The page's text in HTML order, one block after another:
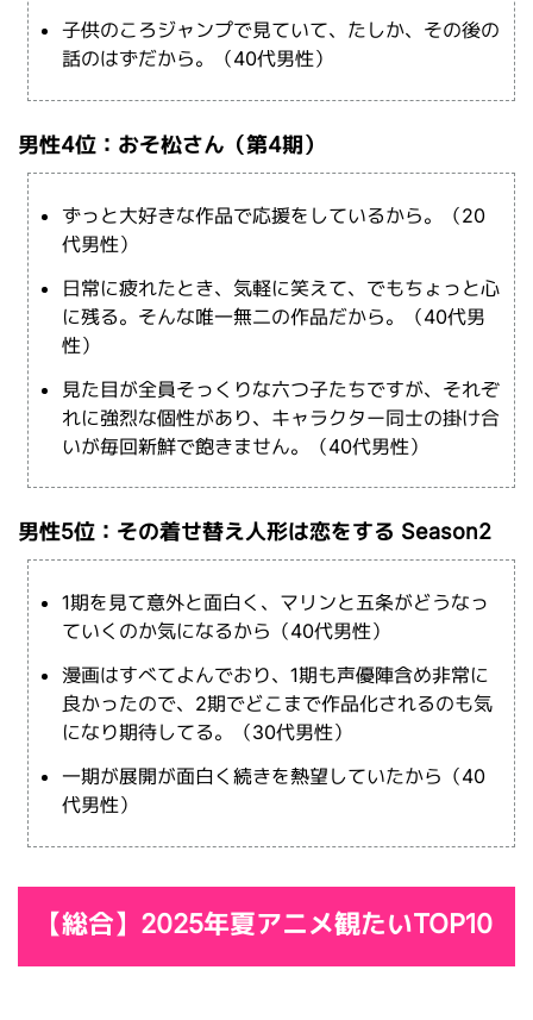
子供のころジャンプで見ていて、たしか、その後の
話のはずだから。（40代男性）
男性4位：おそ松さん（第4期）
ずっと大好きな作品で応援をしているから。（20
代男性）
日常に疲れたとき、気軽に笑えて、でもちょっと心
に残る。そんな唯一無二の作品だから。（40代男
性）
見た目が全員そっくりな六つ子たちですが、それぞ
れに強烈な個性があり、キャラクター同士の掛け合
いが毎回新鮮で飽きません。（40代男性）
男性5位：その着せ替え人形は恋をする Season2
1期を見て意外と面白く、マリンと五条がどうなっ
ていくのか気になるから（40代男性）
漫画はすべてよんでおり、1期も声優陣含め非常に
良かったので、2期でどこまで作品化されるのも気
になり期待してる。（30代男性）
一期が展開が面白く続きを熱望していたから（40
代男性）
【総合】2025年夏アニメ観たいTOP10